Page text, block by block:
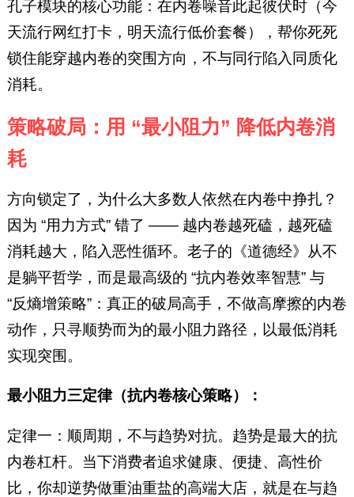
孔子模块的核心功能：在内卷噪音此起彼伏时（今
天流行网红打卡，明天流行低价套餐），帮你死死
锁住能穿越内卷的突围方向，不与同行陷入同质化
消耗。
策略破局：用 “最小阻力” 降低内卷消
耗
方向锁定了，为什么大多数人依然在内卷中挣扎？
因为 “用力方式” 错了 —— 越内卷越死磕，越死磕
消耗越大，陷入恶性循环。老子的《道德经》从不
是躺平哲学，而是最高级的 “抗内卷效率智慧” 与
“反熵增策略”：真正的破局高手，不做高摩擦的内卷
动作，只寻顺势而为的最小阻力路径，以最低消耗
实现突围。
最小阻力三定律（抗内卷核心策略）：
定律一：顺周期，不与趋势对抗。趋势是最大的抗
内卷杠杆。当下消费者追求健康、便捷、高性价
比，你却逆势做重油重盐的高端大店，就是在与趋